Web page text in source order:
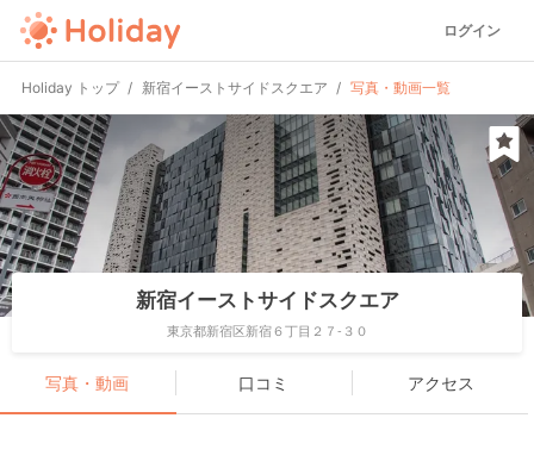
ログイン
Holiday トップ 新宿イーストサイドスクエア 写真・動画一覧
新宿イーストサイドスクエア
東京都新宿区新宿６丁目２７-３０
写真・動画 口コミ アクセス